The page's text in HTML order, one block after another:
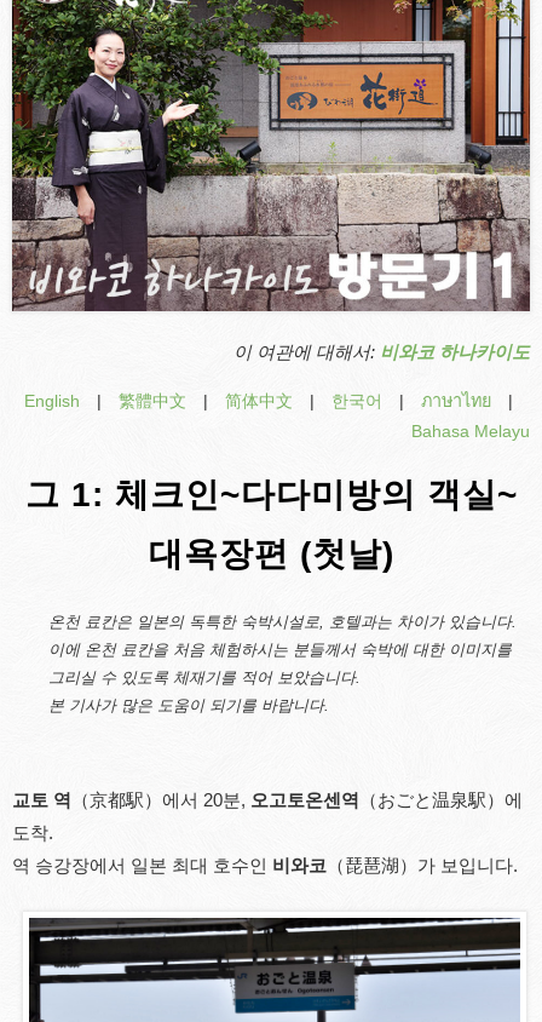
이 여관에 대해서: 비와코 하나카이도
English | 繁體中文 | 简体中文 | 한국어 | ภาษาไทย |
Bahasa Melayu
그 1: 체크인~다다미방의 객실~
대욕장편 (첫날)
온천 료칸은 일본의 독특한 숙박시설로, 호텔과는 차이가 있습니다.
이에 온천 료칸을 처음 체험하시는 분들께서 숙박에 대한 이미지를
그리실 수 있도록 체재기를 적어 보았습니다.
본 기사가 많은 도움이 되기를 바랍니다.
교토 역 （京都駅）에서 20분, 오고토온센역
（おごと温泉駅）에
도착.
역 승강장에서 일본 최대 호수인 비와코 （琵琶湖）가 보입니다.